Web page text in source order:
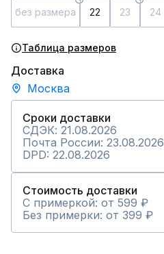
без размера 22 23 24
Таблица размеров
Доставка
Москва
Сроки доставки
СДЭК: 21.08.2026
Почта России: 23.08.2026
DPD: 22.08.2026
Стоимость доставки
С примеркой: от 599 ₽
Без примерки: от 399 ₽